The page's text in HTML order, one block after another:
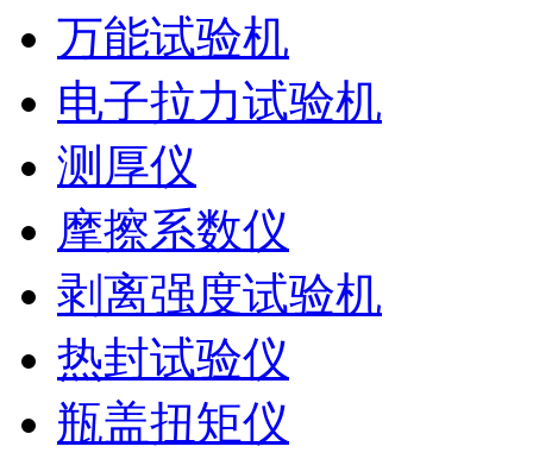
万能试验机
电子拉力试验机
测厚仪
摩擦系数仪
剥离强度试验机
热封试验仪
瓶盖扭矩仪